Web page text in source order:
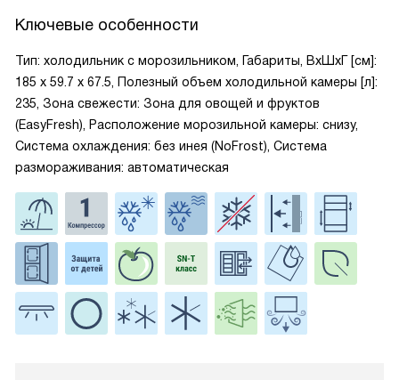
Ключевые особенности
Тип: холодильник с морозильником, Габариты, ВxШxГ [см]:
185 х 59.7 х 67.5, Полезный объем холодильной камеры [л]:
235, Зона свежести: Зона для овощей и фруктов
(EasyFresh), Расположение морозильной камеры: снизу,
Система охлаждения: без инея (NoFrost), Система
размораживания: автоматическая